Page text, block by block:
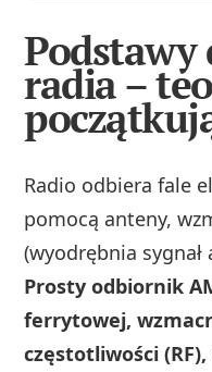
Podstawy
radia –
Radio odbiera fale
pomocą anteny,
(wyodrębnia
Prosty odbiornik
ferrytowej,
częstotliwości